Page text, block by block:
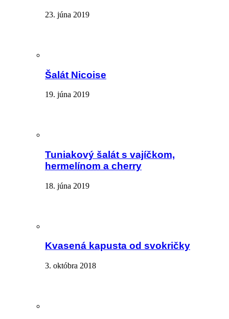
23. júna 2019
Šalát Nicoise
19. júna 2019
Tuniakový šalát s vajíčkom,
hermelínom a cherry
18. júna 2019
Kvasená kapusta od svokričky
3. októbra 2018